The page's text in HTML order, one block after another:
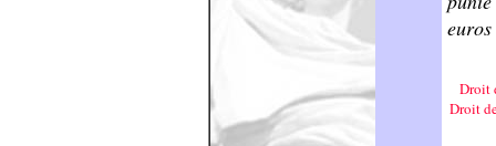
euros
Droit
Droit